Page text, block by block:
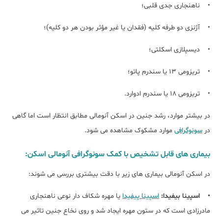
• ناهنجاری جدی قلبی؛
• آژنزی دو طرفه کلیه (فقدان یا غیر مؤثر بودن هر دو کلیه)؛
• دیسپلازی اسکلتی؛
• تریزومی 13 یا سندرم پاتو؛
• تریزومی 18 یا سندرم ادوارد.
در بیشتر موارد، رشد جنین در اسکن آنومالی مطابق انتظار است اما گاهی
در سونوگرافی موارد مشکوک مشاهده می شود.
بیماری های قابل تشخیص با کمک سونوگرافی آنومالی اسکن:
در اسکن آنومالی بیماری های زیر با دقت بیشتری بررسی می شوند:
• اسپینا بیفیدا: اسپینا پیفیدا یا مهره شکاف دار نوعی ناهنجاری
مادرزادی است که در ستون مهره ایجاد شد و روی نخاع جنین تاثیر می